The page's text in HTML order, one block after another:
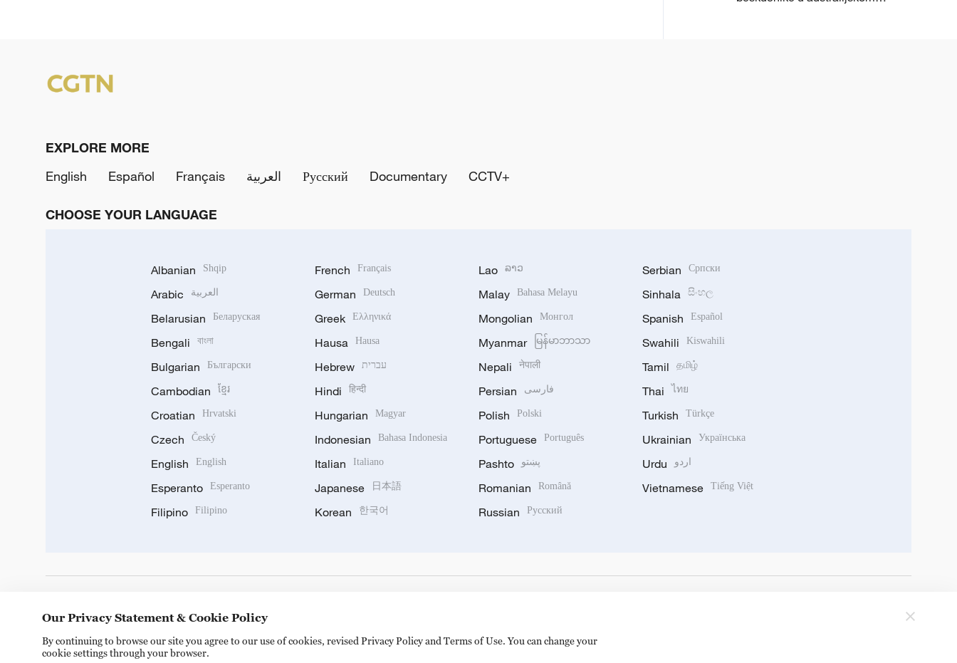
EXPLORE MORE
English
Español Français العربية Русский Documentary CCTV+
CHOOSE YOUR LANGUAGE
Albanian Shqip
Arabic العربية
Belarusian Беларуская
Bengali বাংলা
Bulgarian Български
Cambodian ខ្មែរ
Croatian Hrvatski
Czech Český
English English
Esperanto Esperanto
Filipino Filipino
French Français
German Deutsch
Greek Ελληνικά
Hausa Hausa
Hebrew עברית
Hindi हिन्दी
Hungarian Magyar
Indonesian Bahasa Indonesia
Italian Italiano
Japanese 日本語
Korean 한국어
Lao ລາວ
Malay Bahasa Melayu
Mongolian Монгол
Myanmar မြန်မာဘာသာ
Nepali नेपाली
Persian فارسی
Polish Polski
Portuguese Português
Pashto پښتو
Romanian Română
Russian Русский
Serbian Српски
Sinhala සිංහල
Spanish Español
Swahili Kiswahili
Tamil தமிழ்
Thai ไทย
Turkish Türkçe
Ukrainian Українська
Urdu اردو
Vietnamese Tiếng Việt
Our Privacy Statement & Cookie Policy
By continuing to browse our site you agree to our use of cookies, revised Privacy Policy and Terms of Use. You can change your
cookie settings through your browser.